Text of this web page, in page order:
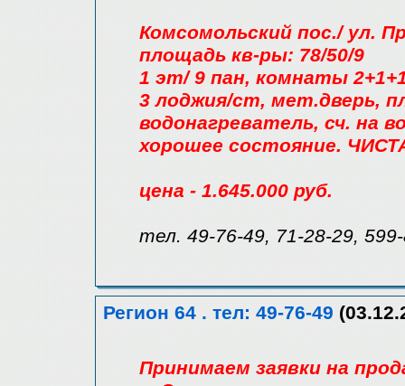
Комсомольский пос./ ул.
площадь кв-ры: 78/50/9
1 эт/ 9 пан, комнаты
3 лоджия/ст, мет.дверь,
водонагреватель, сч. на
хорошее состояние.
цена - 1.645.000 руб.
тел. 49-76-49, 71-28-29,
Регион 64 . тел: 49-76-49
Принимаем заявки на